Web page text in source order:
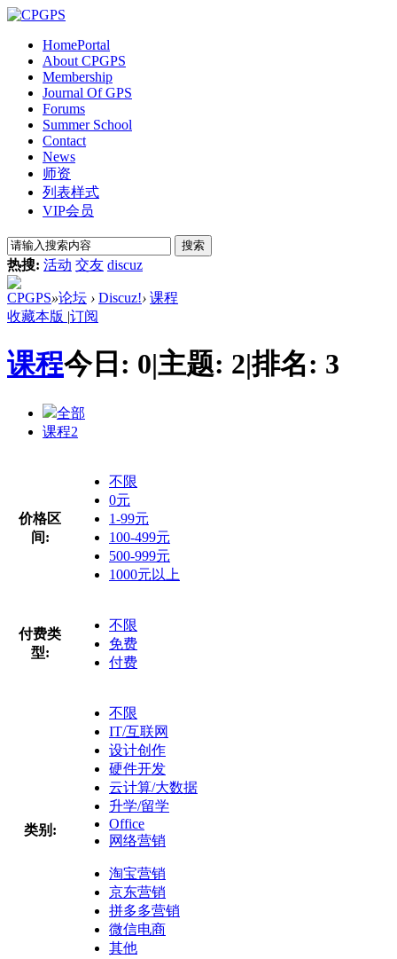
HomePortal
About CPGPS
Membership
Journal Of GPS
Forums
Summer School
Contact
News
师资
列表样式
VIP会员
搜索
热搜: 活动 交友 discuz
CPGPS»论坛 › Discuz!› 课程
收藏本版 |订阅
课程今日: 0|主题: 2|排名: 3
全部
课程2
价格区
间:
不限
0元
1-99元
100-499元
500-999元
1000元以上
付费类
型:
不限
免费
付费
类别:
不限
IT/互联网
设计创作
硬件开发
云计算/大数据
升学/留学
Office
网络营销
淘宝营销
京东营销
拼多多营销
微信电商
其他